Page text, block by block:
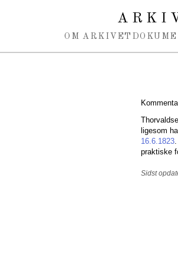
OM ARKIVET
ligesom
16.6.1823
praktiske
Sidst